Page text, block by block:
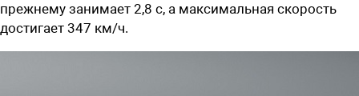
прежнему занимает 2,8 с, а максимальная скорость
достигает 347 км/ч.